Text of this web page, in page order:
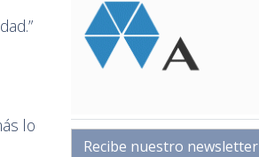
lo
Recibe nuestro newsletter